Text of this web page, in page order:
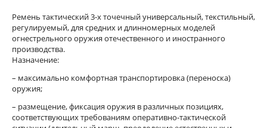
Ремень тактический 3-х точечный универсальный, текстильный,
регулируемый, для средних и длинномерных моделей
огнестрельного оружия отечественного и иностранного
производства.
Назначение:
– максимально комфортная транспортировка (переноска)
оружия;
– размещение, фиксация оружия в различных позициях,
соответствующих требованиям оперативно-тактической